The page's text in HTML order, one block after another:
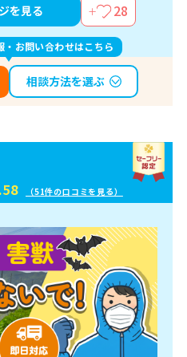
を見る 28
お問い合わせはこちら
相談方法を選ぶ
（51件の口コミを見る）